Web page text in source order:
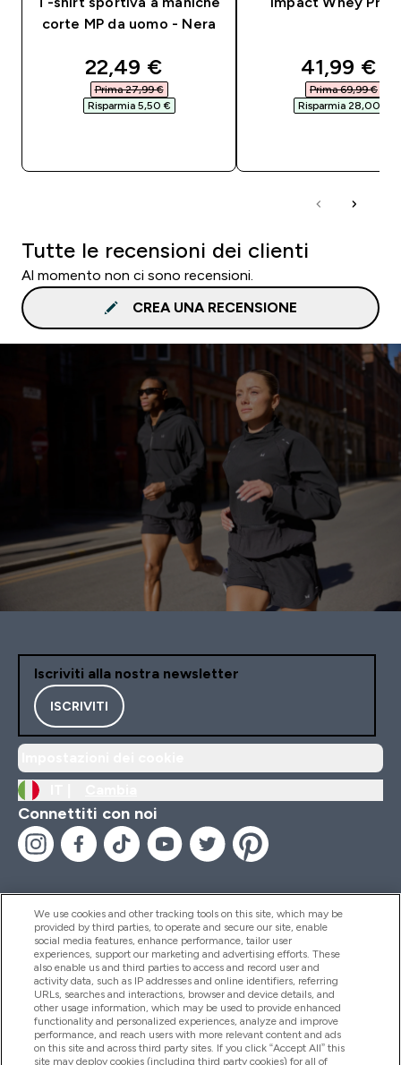
corte MP da uomo - Nera
discounted price
22,49 €‎
Prima 27,99 €‎
Risparmia 5,50 €‎
41,99 €‎
Prima 69,99 €‎
Risparmia 28,00 €‎
Tutte le recensioni dei clienti
Al momento non ci sono recensioni.
CREA UNA RECENSIONE
Iscriviti alla nostra newsletter
ISCRIVITI
Connettiti con noi
Aiuto & Informazioni
Prodotti
Chi Siamo
We use cookies and other tracking tools on this site, which may be
provided by third parties, to operate and secure our site, enable
social media features, enhance performance, tailor user
experiences, support our marketing and advertising efforts. These
also enable us and third parties to access and record user and
activity data, such as IP addresses and online identifiers, referring
URLs, searches and interactions, browser and device details, and
other usage information, which may be used to provide enhanced
functionality and personalized experiences, analyze and improve
performance, and reach users with more relevant content and ads
on this site and across third party sites. If you click “Accept All” this
site may deploy cookies (including third party cookies) for all of